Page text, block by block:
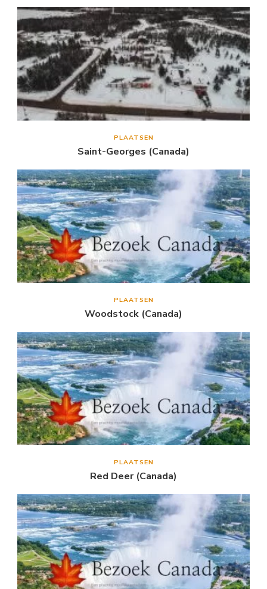
PLAATSEN
Saint-Georges (Canada)
PLAATSEN
Woodstock (Canada)
PLAATSEN
Red Deer (Canada)